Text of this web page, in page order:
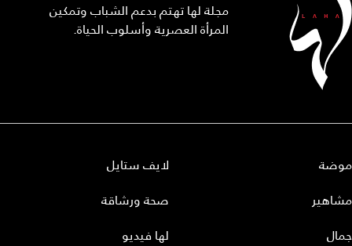
مجلة لها تهتم بدعم الشباب وتمكين
المرأة العصرية وأسلوب الحياة.
موضة
مشاهير
جمال
لايف ستايل
صحة ورشاقة
لها فيديو